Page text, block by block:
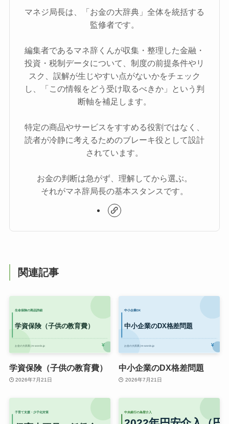
マネジ局長は、「お金の大辞典」全体を統括する
監修者です。
編集者であるマネ辞くんが収集・整理した金融・
投資・税制データについて、制度の前提条件やリ
スク、誤解が生じやすい点がないかをチェック
し、「この情報をどう受け取るべきか」という判
断軸を補足します。
特定の商品やサービスをすすめる役割ではなく、
読者が冷静に考えるためのブレーキ役として設計
されています。
お金の判断は急がず、理解してから選ぶ。
それがマネ辞局長の基本スタンスです。
関連記事
学資保険（子供の教育費）
2026年7月21日
中小企業のDX格差問題
2026年7月21日